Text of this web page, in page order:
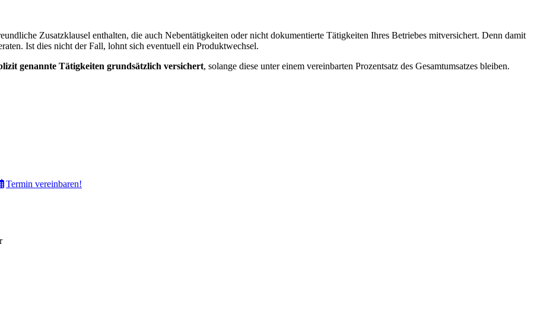
Zusatzklausel enthalten, die auch Nebentätigkeiten oder nicht dokumentierte Tätigkeiten Ihres Betriebes mitversichert. Denn damit
Ist dies nicht der Fall, lohnt sich eventuell ein Produktwechsel.
genannte Tätigkeiten grundsätzlich versichert, solange diese unter einem vereinbarten Prozentsatz des Gesamtumsatzes bleiben.
Termin vereinbaren!